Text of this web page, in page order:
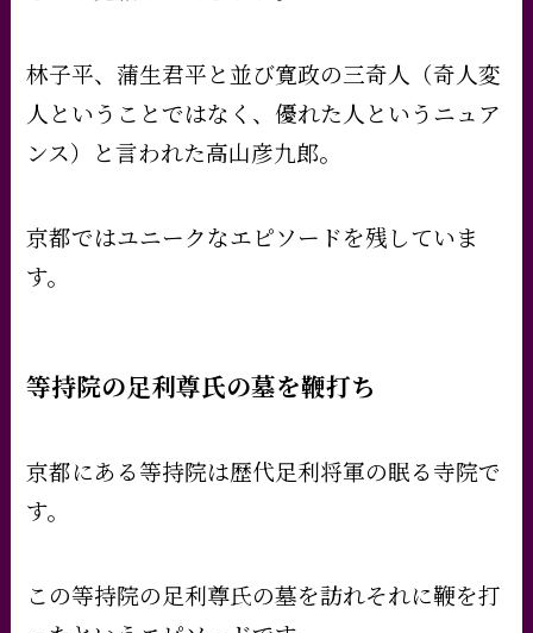
林子平、蒲生君平と並び寛政の三奇人（奇人変
人ということではなく、優れた人というニュア
ンス）と言われた高山彦九郎。
京都ではユニークなエピソードを残していま
す。
等持院の足利尊氏の墓を鞭打ち
京都にある等持院は歴代足利将軍の眠る寺院で
す。
この等持院の足利尊氏の墓を訪れそれに鞭を打